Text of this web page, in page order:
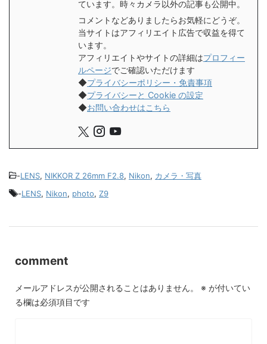
ています。時々カメラ以外の記事も公開中。
コメントなどありましたらお気軽にどうぞ。
当サイトはアフィリエイト広告で収益を得て
います。
アフィリエイトやサイトの詳細はプロフィー
ルページでご確認いただけます
◆プライバシーポリシー・免責事項
◆プライバシーと Cookie の設定
◆お問い合わせはこちら
-LENS, NIKKOR Z 26mm F2.8, Nikon, カメラ・写真
-LENS, Nikon, photo, Z9
comment
メールアドレスが公開されることはありません。 ※ が付いてい
る欄は必須項目です